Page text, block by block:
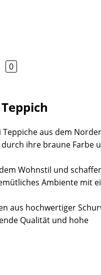
0
aus dem
ihre braune Farbe
Wohnstil und
Ambiente mit
aus hochwertiger
Qualität und hohe